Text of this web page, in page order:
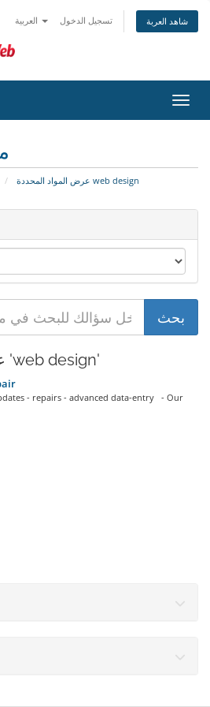
تسجيل الدخول شاهد العربة
عرض المواد المحددة web design
عرض المواد المحددة 'web design'
- repairs - advanced data-entry - Our